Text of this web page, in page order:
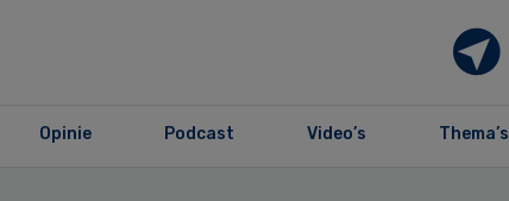
Opinie Podcast Video’s Thema’s